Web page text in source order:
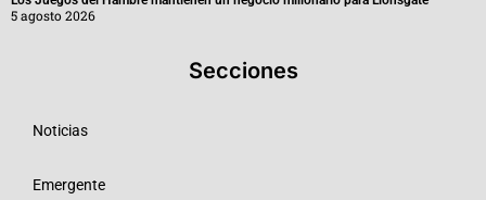
5 agosto 2026
Secciones
Noticias
Emergente